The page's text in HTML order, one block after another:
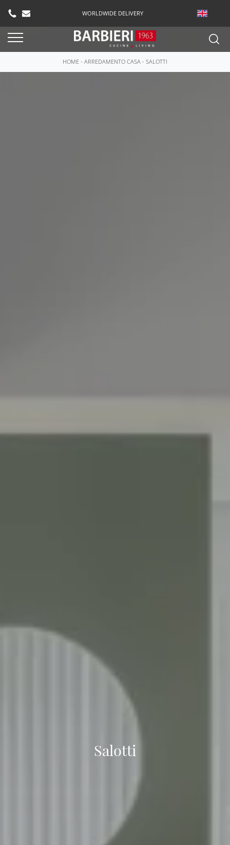
WORLDWIDE DELIVERY
HOME - ARREDAMENTO CASA - SALOTTI
Salotti